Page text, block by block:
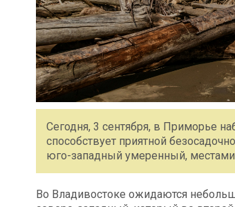
Сегодня, 3 сентября, в Приморье
способствует приятной
юго-западный умеренный, местами
Во Владивостоке ожидаются